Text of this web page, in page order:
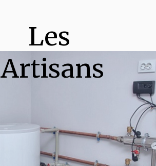
Les
Artisans